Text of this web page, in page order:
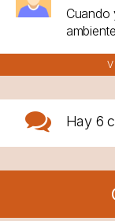
Cuando
Hay 6